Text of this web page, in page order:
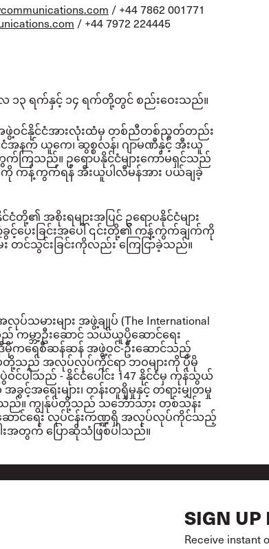
/ +44 7862 001771
/ +44 7972 224445
၁၃ ရက်နှင့် ၁၄ ရက်တို့တွင် စည်းဝေးသည်။
အဖွဲ့ဝင်နိုင်ငံအားလုံးထံမှ တစ်ညီတစ်ညွတ်တည်း
အနက် ယူကေ၊ ဆွစ္စလန်၊ ဂျာမဏီနှင့် အီးယူ
က်ကြသည်။ ဥရောပနိုင်ငံများကော်မရှင်သည်
းကို ကန့်ကွက်ရန် အီးယူပါလီမန်အား ပယ်ချခဲ့
တို့၏ အစိုးရများအပြင် ဥရောပနိုင်ငံများ
င့်ပေးခြင်းအပေါ် ၎င်းတို့၏ ကန့်ကွက်ချက်ကို
တင်သွင်းခြင်းကိုလည်း ကြေငြာခဲ့သည်။
သမားများ အဖွဲ့ချုပ် (The International
ကမ္ဘာ့ဦးဆောင် သယ်ယူပို့ဆောင်ရေး
ကရေစီဆန်ဆန် အဖွဲ့ဝင်-ဦးဆောင်သည့်
တို့သည် အလုပ်လုပ်ကိုင်ရာ ဘဝများကို ပိုမို
ဝင်ပါသည် -နိုင်ငံပေါင်း 147နိုင်ငံမှ ကုန်သွယ်
င့်အရေးများ၊ တန်းတူရှိမှုနှင့် တရားမျှတမှု
ည်။ ကျွန်ုပ်တို့သည် သင်္ဘောသား တစ်သန်း
ောင်ရေး လုပ်ငန်းကဏ္ဍရှိ အလုပ်လုပ်ကိုင်သည့်
ါးအတွက် ပြောဆိုသံဖြစ်ပါသည်။
SIGN UP
Receive instant